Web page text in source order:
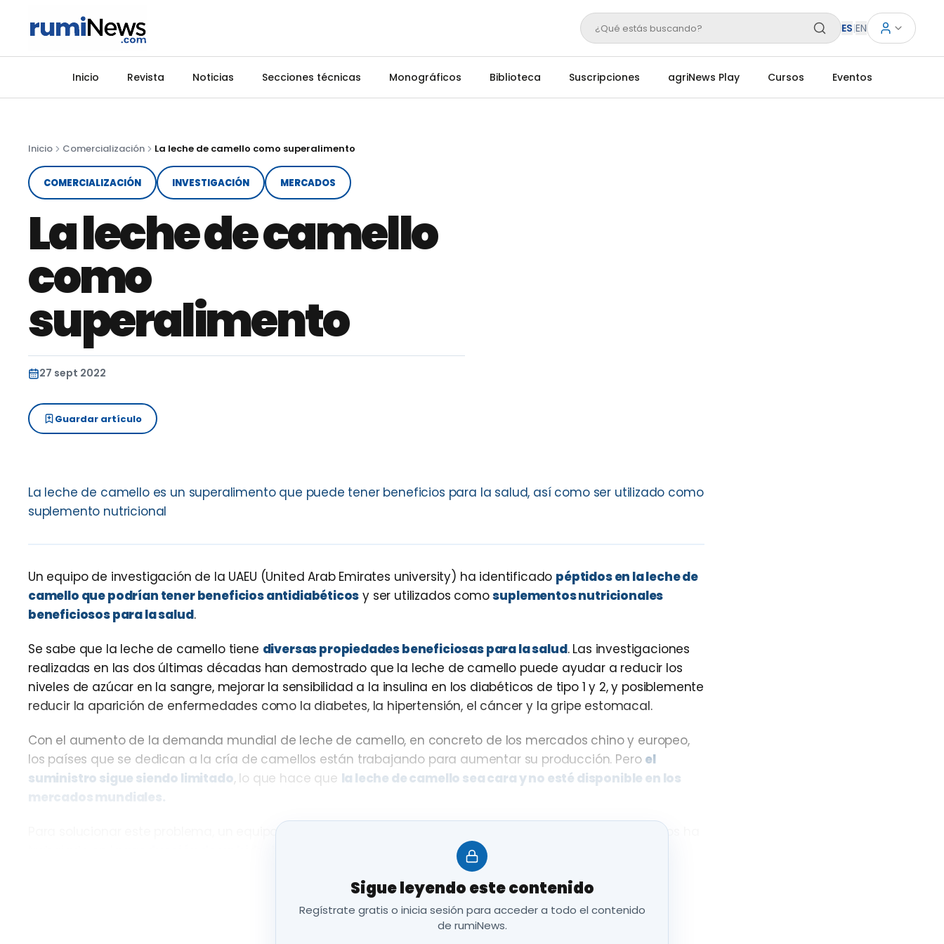
¿Qué estás buscando? ES|EN
Inicio Revista Noticias Secciones técnicas Monográficos Biblioteca Suscripciones agriNews Play Cursos Eventos
Inicio Comercialización La leche de camello como superalimento
COMERCIALIZACIÓN INVESTIGACIÓN MERCADOS
La leche de camello
como
superalimento
27 sept 2022
Guardar artículo
La leche de camello es un superalimento que puede tener beneficios para la salud, así como ser utilizado como
suplemento nutricional
Un equipo de investigación de la UAEU (United Arab Emirates university) ha identificado péptidos en la leche de
camello que podrían tener beneficios antidiabéticos y ser utilizados comosuplementos nutricionales
beneficiosos para la salud.
Se sabe que la leche de camello tiene diversas propiedades beneficiosas para la salud. Las investigaciones
realizadas en las dos últimas décadas han demostrado que la leche de camello puede ayudar a reducir los
niveles de azúcar en la sangre, mejorar la sensibilidad a la insulina en los diabéticos de tipo 1 y 2, y posiblemente
reducir la aparición de enfermedades como la diabetes, la hipertensión, el cáncer y la gripe estomacal.
Con el aumento de la demanda mundial de leche de camello, en concreto de los mercados chino y europeo,
los países que se dedican a la cría de camellos están trabajando para aumentar su producción. Pero el
suministro sigue siendo limitado, lo que hace que la leche de camello sea cara y no esté disponible en los
mercados mundiales.
Para solucionar este problema, un equipo de investigadores de la Universidad de los Emiratos Árabes Unidos ha
producción de un hidrolizado de proteínas bioactivas, y en el
a partir de las proteínas beneficiosas de la leche de camello. Todo para utilizarlos como
Las proteínas y péptidos de la leche de camello poseen propiedades antioxidantes
Sigue leyendo este contenido
Regístrate gratis o inicia sesión para acceder a todo el contenido
de rumiNews.